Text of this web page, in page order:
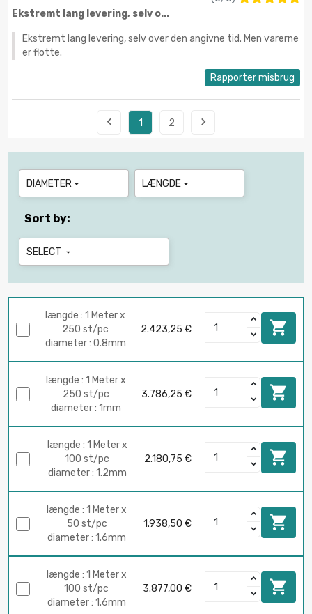
Ekstremt lang levering, selv o...
Ekstremt lang levering, selv over den angivne tid. Men varerne
er flotte.
Rapporter misbrug
 1 2 
DIAMETER  LÆNGDE 
Sort by:
SELECT 
længde : 1 Meter x
250 st/pc
diameter : 0.8mm
2.423,25 € 
længde : 1 Meter x
250 st/pc
diameter : 1mm
3.786,25 € 
længde : 1 Meter x
100 st/pc
diameter : 1.2mm
2.180,75 € 
længde : 1 Meter x
50 st/pc
diameter : 1.6mm
1.938,50 € 
længde : 1 Meter x
100 st/pc
diameter : 1.6mm
3.877,00 € 